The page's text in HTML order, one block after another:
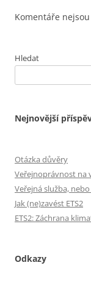
Komentáře
Hledat
Nejnovější
Otázka důvěry
Veřejnoprávnost na
Veřejná služba,
Jak (ne)zavést ETS2
ETS2: Záchrana
Odkazy